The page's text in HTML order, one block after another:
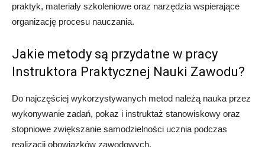
praktyk, materiały szkoleniowe oraz narzędzia wspierające
organizację procesu nauczania.
Jakie metody są przydatne w pracy
Instruktora Praktycznej Nauki Zawodu?
Do najczęściej wykorzystywanych metod należą nauka przez
wykonywanie zadań, pokaz i instruktaż stanowiskowy oraz
stopniowe zwiększanie samodzielności ucznia podczas
realizacji obowiązków zawodowych.